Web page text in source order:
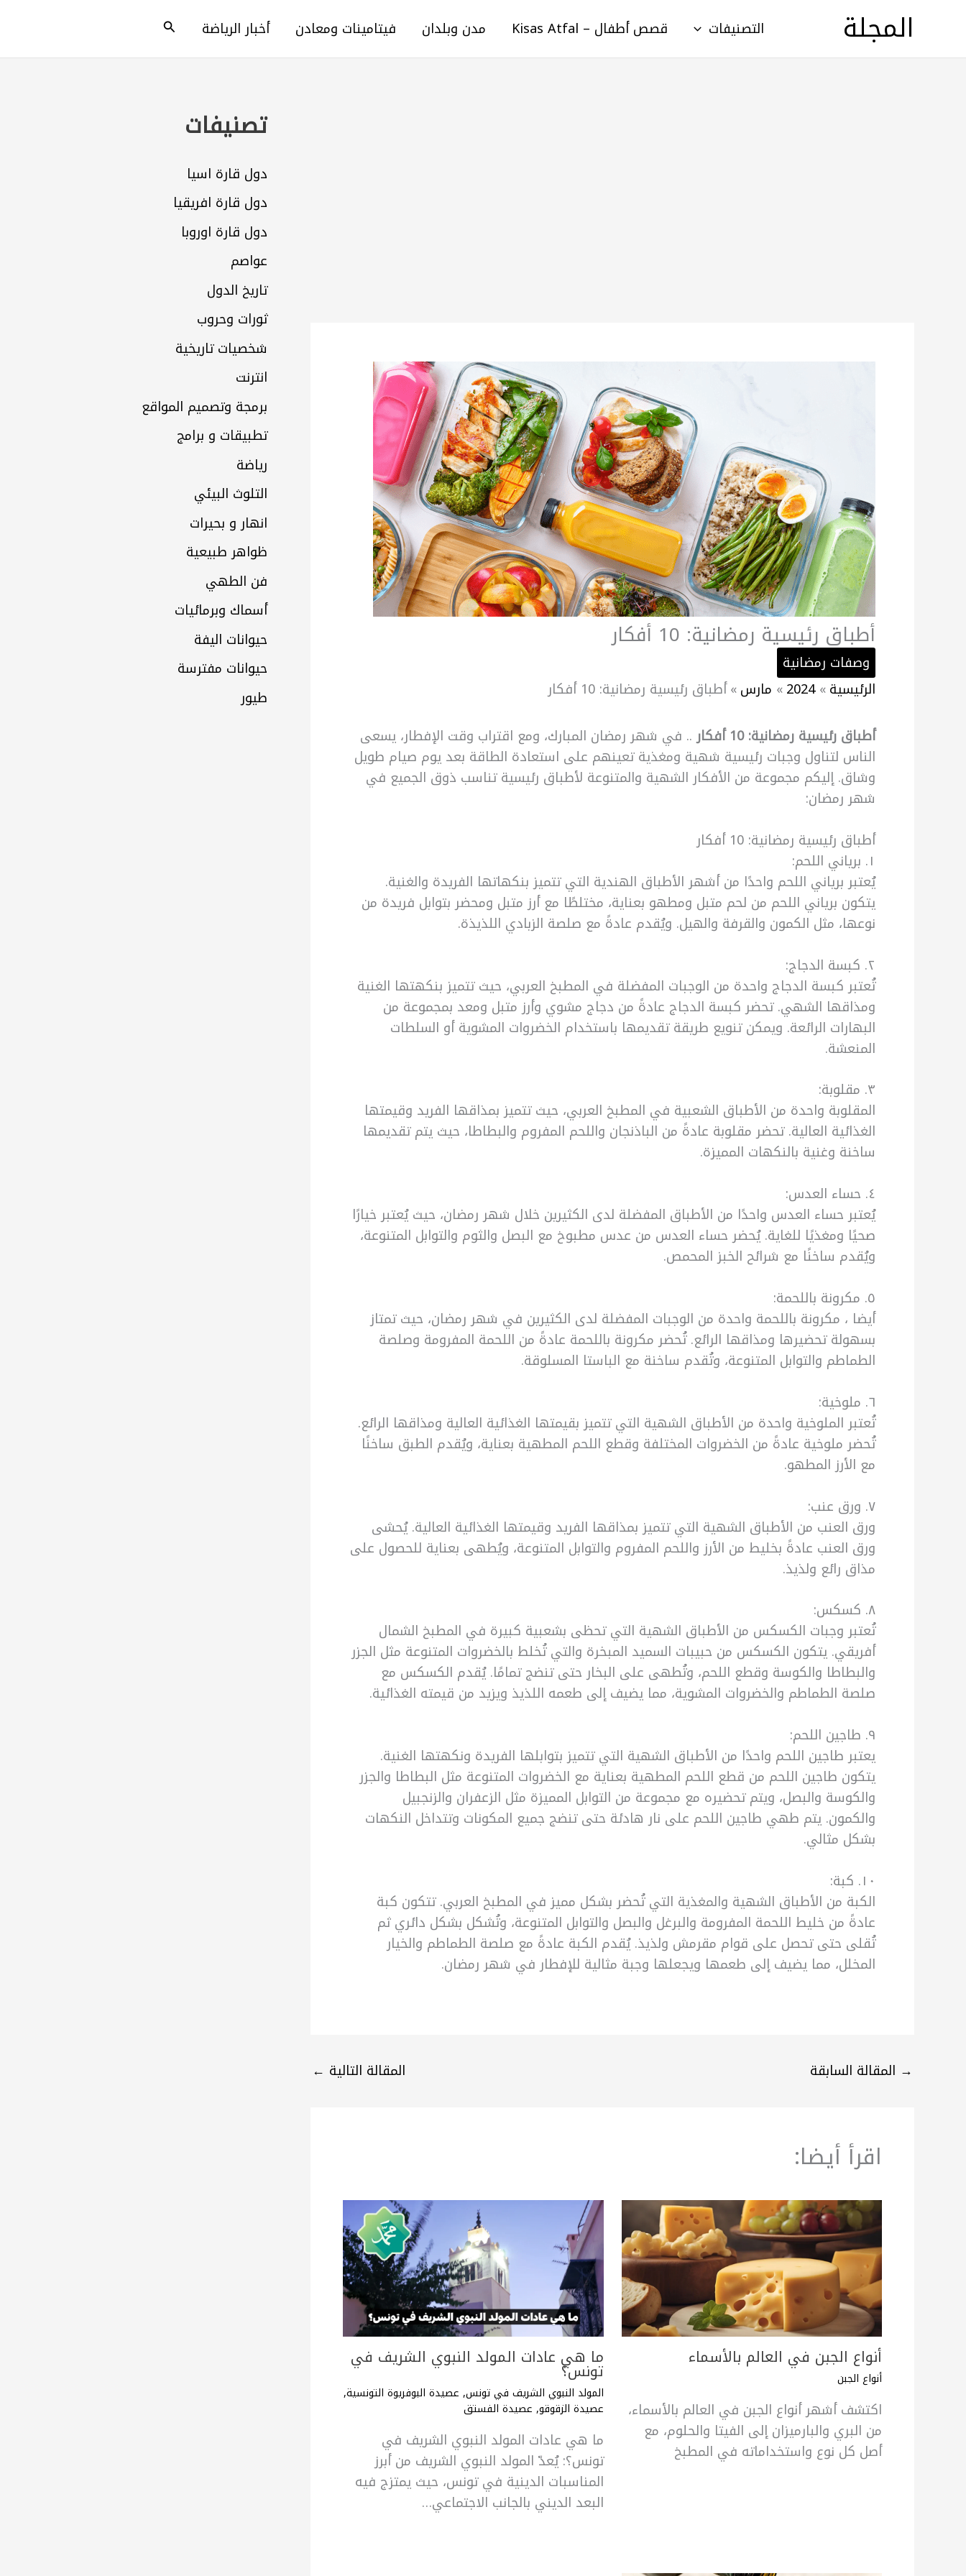
المحتوى المجلة التصنيفات قصص أطفال – Kisas Atfal مدن وبلدان فيتامينات ومعادن أخبار الرياضة البحث
أطباق رئيسية رمضانية: 10 أفكار
وصفات رمضانية
الرئيسية
2024 مارس أطباق رئيسية رمضانية: 10 أفكار
أطباق رئيسية رمضانية: 10 أفكار
.. في شهر رمضان المبارك، ومع اقتراب وقت الإفطار، يسعى
الناس لتناول وجبات رئيسية شهية ومغذية تعينهم على استعادة الطاقة بعد يوم صيام طويل
وشاق. إليكم مجموعة من الأفكار الشهية والمتنوعة لأطباق رئيسية تناسب ذوق الجميع في
شهر رمضان:
أطباق رئيسية رمضانية: 10 أفكار
١. برياني اللحم:
يُعتبر برياني اللحم واحدًا من أشهر الأطباق الهندية التي تتميز بنكهاتها الفريدة والغنية.
يتكون برياني اللحم من لحم متبل ومطهو بعناية، مختلطًا مع أرز متبل ومحضر بتوابل فريدة من
نوعها، مثل الكمون والقرفة والهيل. ويُقدم عادةً مع صلصة الزبادي اللذيذة.
٢. كبسة الدجاج:
تُعتبر كبسة الدجاج واحدة من الوجبات المفضلة في المطبخ العربي، حيث تتميز بنكهتها الغنية
ومذاقها الشهي. تحضر كبسة الدجاج عادةً من دجاج مشوي وأرز متبل ومعد بمجموعة من
البهارات الرائعة. ويمكن تنويع طريقة تقديمها باستخدام الخضروات المشوية أو السلطات
المنعشة.
٣. مقلوبة:
المقلوبة واحدة من الأطباق الشعبية في المطبخ العربي، حيث تتميز بمذاقها الفريد وقيمتها
الغذائية العالية. تحضر مقلوبة عادةً من الباذنجان واللحم المفروم والبطاطا، حيث يتم تقديمها
ساخنة وغنية بالنكهات المميزة.
٤. حساء العدس:
يُعتبر حساء العدس واحدًا من الأطباق المفضلة لدى الكثيرين خلال شهر رمضان، حيث يُعتبر خيارًا
صحيًا ومغذيًا للغاية. يُحضر حساء العدس من عدس مطبوخ مع البصل والثوم والتوابل المتنوعة،
ويُقدم ساخنًا مع شرائح الخبز المحمص.
٥. مكرونة باللحمة:
أيضا ، مكرونة باللحمة واحدة من الوجبات المفضلة لدى الكثيرين في شهر رمضان، حيث تمتاز
بسهولة تحضيرها ومذاقها الرائع. تُحضر مكرونة باللحمة عادةً من اللحمة المفرومة وصلصة
الطماطم والتوابل المتنوعة، وتُقدم ساخنة مع الباستا المسلوقة.
٦. ملوخية:
تُعتبر الملوخية واحدة من الأطباق الشهية التي تتميز بقيمتها الغذائية العالية ومذاقها الرائع.
تُحضر ملوخية عادةً من الخضروات المختلفة وقطع اللحم المطهية بعناية، ويُقدم الطبق ساخنًا
مع الأرز المطهو.
٧. ورق عنب:
ورق العنب من الأطباق الشهية التي تتميز بمذاقها الفريد وقيمتها الغذائية العالية. يُحشى
ورق العنب عادةً بخليط من الأرز واللحم المفروم والتوابل المتنوعة، ويُطهى بعناية للحصول على
مذاق رائع ولذيذ.
٨. كسكس:
تُعتبر وجبات الكسكس من الأطباق الشهية التي تحظى بشعبية كبيرة في المطبخ الشمال
أفريقي. يتكون الكسكس من حبيبات السميد المبخرة والتي تُخلط بالخضروات المتنوعة مثل الجزر
والبطاطا والكوسة وقطع اللحم، وتُطهى على البخار حتى تنضج تمامًا. يُقدم الكسكس مع
صلصة الطماطم والخضروات المشوية، مما يضيف إلى طعمه اللذيذ ويزيد من قيمته الغذائية.
٩. طاجين اللحم:
يعتبر طاجين اللحم واحدًا من الأطباق الشهية التي تتميز بتوابلها الفريدة ونكهتها الغنية.
يتكون طاجين اللحم من قطع اللحم المطهية بعناية مع الخضروات المتنوعة مثل البطاطا والجزر
والكوسة والبصل، ويتم تحضيره مع مجموعة من التوابل المميزة مثل الزعفران والزنجبيل
والكمون. يتم طهي طاجين اللحم على نار هادئة حتى تنضج جميع المكونات وتتداخل النكهات
بشكل مثالي.
١٠. كبة:
الكبة من الأطباق الشهية والمغذية التي تُحضر بشكل مميز في المطبخ العربي. تتكون كبة
عادةً من خليط اللحمة المفرومة والبرغل والبصل والتوابل المتنوعة، وتُشكل بشكل دائري ثم
تُقلى حتى تحصل على قوام مقرمش ولذيذ. يُقدم الكبة عادةً مع صلصة الطماطم والخيار
المخلل، مما يضيف إلى طعمها ويجعلها وجبة مثالية للإفطار في شهر رمضان.
→ المقالة السابقة المقالة التالية ←
اقرأ أيضا:
أنواع الجبن في العالم بالأسماء
أنواع الجبن
اكتشف أشهر أنواع الجبن في العالم بالأسماء،
من البري والبارميزان إلى الفيتا والحلوم، مع
أصل كل نوع واستخداماته في المطبخ
ما هي عادات المولد النبوي الشريف في
تونس؟
المولد النبوي الشريف في تونس, عصيدة البوفريوة التونسية,
عصيدة الزقوقو, عصيدة الفستق
ما هي عادات المولد النبوي الشريف في
تونس؟: يُعدّ المولد النبوي الشريف من أبرز
المناسبات الدينية في تونس، حيث يمتزج فيه
البعد الديني بالجانب الاجتماعي…
تصنيفات
دول قارة اسيا
دول قارة افريقيا
دول قارة اوروبا
عواصم
تاريخ الدول
ثورات وحروب
شخصيات تاريخية
انترنت
برمجة وتصميم المواقع
تطبيقات و برامج
رياضة
التلوث البيئي
انهار و بحيرات
ظواهر طبيعية
فن الطهي
أسماك وبرمائيات
حيوانات اليفة
حيوانات مفترسة
طيور